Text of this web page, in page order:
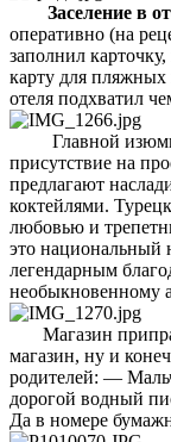
Заселение в
оперативно (на
заполнил
карту для
отеля подхватил
Главной
присутствие на
предлагают
коктейлями.
любовью и
это национальный
легендарным
необыкновенному
Магазин
магазин, ну и
родителей: —
дорогой водный
Да в номере